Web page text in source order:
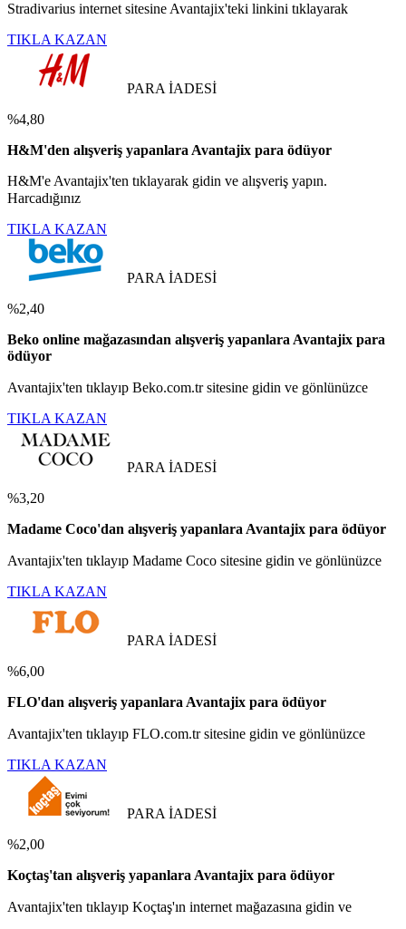
Stradivarius internet sitesine Avantajix'teki linkini tıklayarak
TIKLA KAZAN
PARA İADESİ
%4,80
H&M'den alışveriş yapanlara Avantajix para ödüyor
H&M'e Avantajix'ten tıklayarak gidin ve alışveriş yapın.
Harcadığınız
TIKLA KAZAN
PARA İADESİ
%2,40
Beko online mağazasından alışveriş yapanlara Avantajix para
ödüyor
Avantajix'ten tıklayıp Beko.com.tr sitesine gidin ve gönlünüzce
TIKLA KAZAN
PARA İADESİ
%3,20
Madame Coco'dan alışveriş yapanlara Avantajix para ödüyor
Avantajix'ten tıklayıp Madame Coco sitesine gidin ve gönlünüzce
TIKLA KAZAN
PARA İADESİ
%6,00
FLO'dan alışveriş yapanlara Avantajix para ödüyor
Avantajix'ten tıklayıp FLO.com.tr sitesine gidin ve gönlünüzce
TIKLA KAZAN
PARA İADESİ
%2,00
Koçtaş'tan alışveriş yapanlara Avantajix para ödüyor
Avantajix'ten tıklayıp Koçtaş'ın internet mağazasına gidin ve